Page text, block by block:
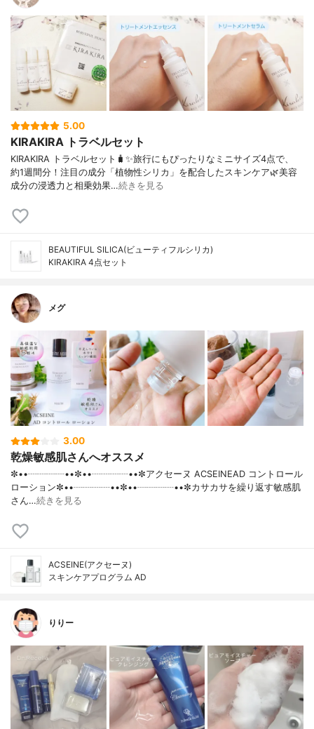
5.00
KIRAKIRA トラベルセット
KIRAKIRA トラベルセット🧳✨旅行にもぴったりなミニサイズ4点で、
約1週間分！注目の成分「植物性シリカ」を配合したスキンケア🌿美容
成分の浸透力と相乗効果…続きを見る
BEAUTIFUL SILICA(ビューティフルシリカ)
KIRAKIRA 4点セット
メグ
3.00
乾燥敏感肌さんへオススメ
✼••┈┈┈┈••✼••┈┈┈┈••✼アクセーヌ ACSEINEAD コントロール
ローション✼••┈┈┈┈••✼••┈┈┈┈••✼カサカサを繰り返す敏感肌
さん…続きを見る
ACSEINE(アクセーヌ)
スキンケアプログラム AD
りりー